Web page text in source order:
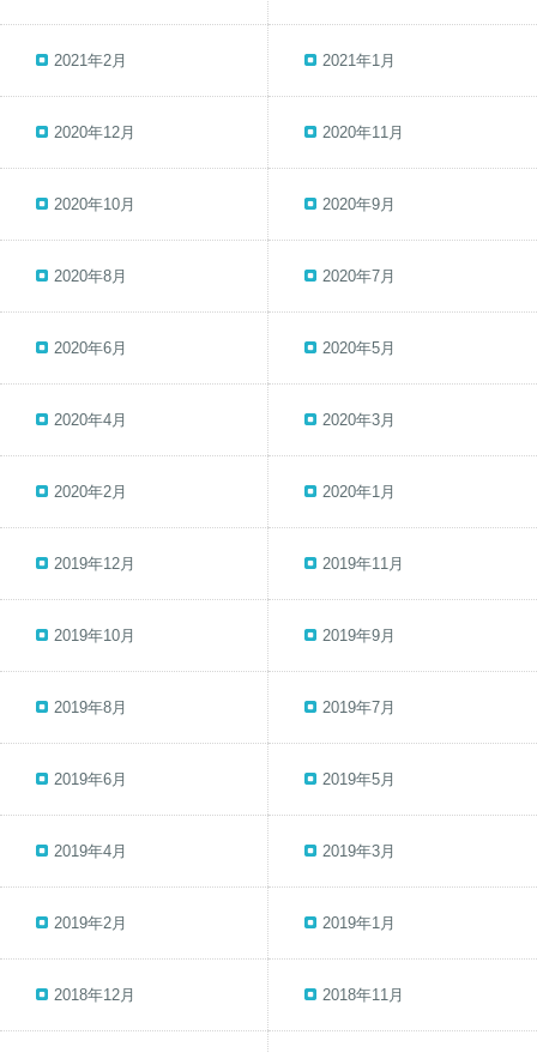
2021年2月 2021年1月
2020年12月 2020年11月
2020年10月 2020年9月
2020年8月 2020年7月
2020年6月 2020年5月
2020年4月 2020年3月
2020年2月 2020年1月
2019年12月 2019年11月
2019年10月 2019年9月
2019年8月 2019年7月
2019年6月 2019年5月
2019年4月 2019年3月
2019年2月 2019年1月
2018年12月 2018年11月